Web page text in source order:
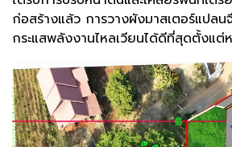
ก่อสร้างแล้ว การวางผังมาสเตอร์แปล
กระแสพลังงานไหลเวียนได้ดีที่สุดตั้งแต่